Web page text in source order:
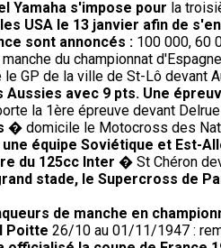
Yamaha s'impose pour la
USA le 13 janvier afin de
sont annoncés : 100 000, 60
du championnat
GP de la ville de St-Lô devant
Aussies avec 9 pts. Une
la 1ère épreuve devant
� domicile le Motocross des
équipe Soviétique et Est-
du 125cc Inter � St Chéron
stade, le Supercross de
de manche en
Poitte 26/10 au 01/11/1947 :